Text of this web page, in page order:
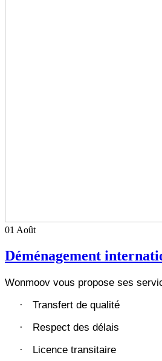
01 Août
Déménagement
Wonmoov vous propose ses
· Transfert de qualité
· Respect des délais
· Licence transitaire